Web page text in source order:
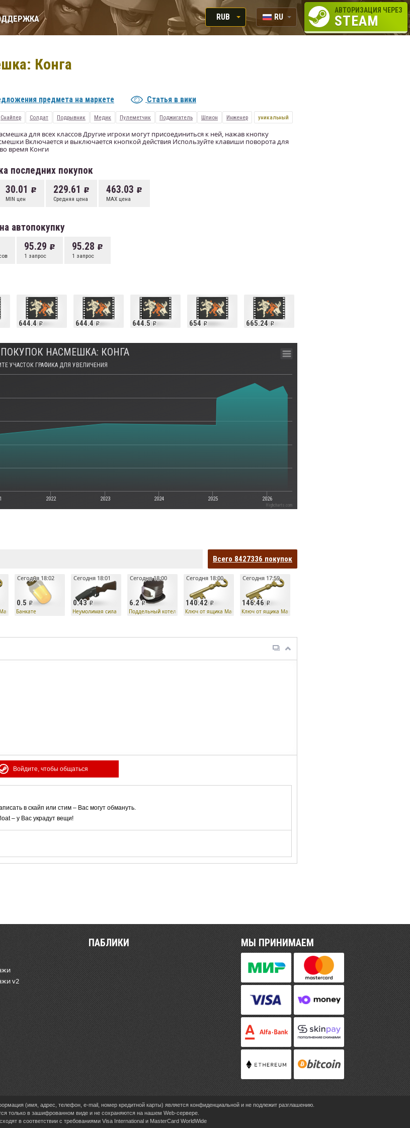
RUB
RUB
RU
EN
АВТОРИЗАЦИЯ ЧЕРЕЗ
STEAM
Конга
предмета на маркете
Статья в вики
Снайпер Солдат Подрывник Медик Пулеметчик Поджигатель Шпион Инженер уникальный
для всех классов Другие игроки могут присоединиться к ней, нажав кнопку
Включается и выключается кнопкой действия Используйте клавиши поворота для
время Конги
последних покупок
30.01
MIN цен
229.61
Средняя цена
463.03
MAX цена
автопокупку
95.29
1 запрос
95.28
1 запрос
644.4 644.4 644.5 654 665.24
НАСМЕШКА: КОНГА
УЧАСТОК ГРАФИКА ДЛЯ УВЕЛИЧЕНИЯ
2022 2023 2024 2025 2026
Highcharts.com
Всего 8427336 покупок
Ко
0.5
Сегодня 18:02
Банкате
0.43
Сегодня 18:01
Неумолимая сила
6.2
Сегодня 18:00
Поддельный котелок
140.42
Сегодня 18:00
Ключ от ящика Манн Ко
146.46
Сегодня 17:59
Ключ от ящика Манн Ко
Войдите, чтобы общаться
в скайп или стим – Вас могут обмануть.
– у Вас украдут вещи!
v2
ПАБЛИКИ МЫ ПРИНИМАЕМ
(имя, адрес, телефон, e-mail, номер кредитной карты) является конфиденциальной и не подлежит разглашению.
только в зашифрованном виде и не сохраняются на нашем Web-сервере.
в соответствии с требованиями Visa International и MasterCard WorldWide